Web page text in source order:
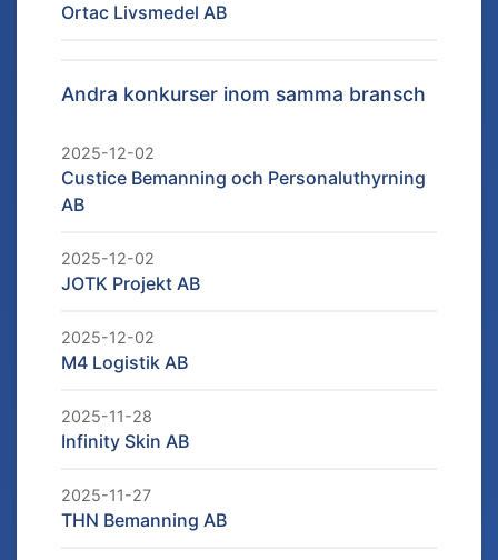
Ortac Livsmedel AB
Andra konkurser inom samma bransch
2025-12-02
Custice Bemanning och Personaluthyrning
AB
2025-12-02
JOTK Projekt AB
2025-12-02
M4 Logistik AB
2025-11-28
Infinity Skin AB
2025-11-27
THN Bemanning AB